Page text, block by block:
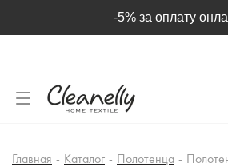
-5% за оплату
Главная - Каталог - Полотенца -